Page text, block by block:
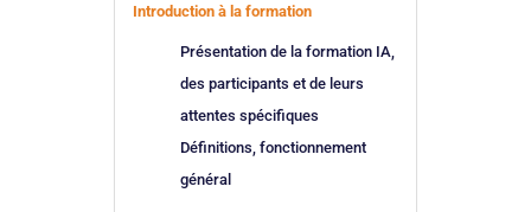
Introduction à la formation
Présentation de la formation IA,
des participants et de leurs
attentes spécifiques
Définitions, fonctionnement
général